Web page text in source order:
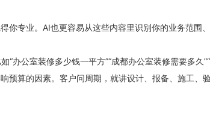
专业。AI也更容易从这些内容里识别你的业务范围、
办公室装修多少钱一平方”“成都办公室装修需要多久
预算的因素。客户问周期，就讲设计、报备、施工